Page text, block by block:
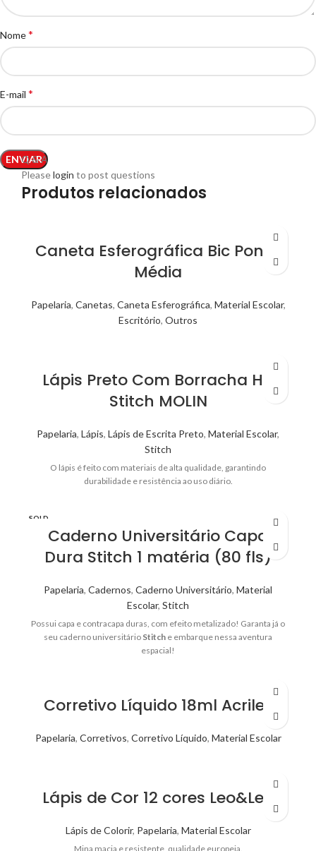
Nome*
E-mail *
Q & A
Pleaselogin to post questions
Produtos relacionados
Caneta Esferográfica Bic Ponta
Média
Papelaria, Canetas, Caneta Esferográfica, Material Escolar,
Escritório, Outros
Lápis Preto Com Borracha Hb
Stitch MOLIN
Papelaria, Lápis, Lápis de Escrita Preto, Material Escolar,
Stitch
O lápis é feito com materiais de alta qualidade, garantindo
durabilidade e resistência ao uso diário.
SOLD
Caderno Universitário Capa
Dura Stitch 1 matéria (80 fls)
Papelaria, Cadernos, Caderno Universitário, Material
Escolar, Stitch
Possui capa e contracapa duras, com efeito metalizado! Garanta já o
seu caderno universitário Stitch e embarque nessa aventura
espacial!
Corretivo Líquido 18ml Acrilex
Papelaria, Corretivos, Corretivo Líquido, Material Escolar
Lápis de Cor 12 cores Leo&Leo
Lápis de Colorir, Papelaria, Material Escolar
Mina macia e resistente, qualidade europeia.